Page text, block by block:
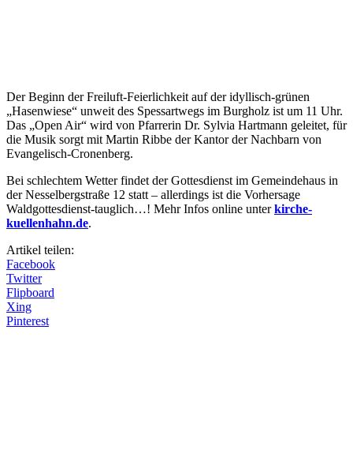
Der Beginn der Freiluft-Feierlichkeit auf der idyllisch-grünen
„Hasenwiese“ unweit des Spessartwegs im Burgholz ist um 11 Uhr.
Das „Open Air“ wird von Pfarrerin Dr. Sylvia Hartmann geleitet, für
die Musik sorgt mit Martin Ribbe der Kantor der Nachbarn von
Evangelisch-Cronenberg.
Bei schlechtem Wetter findet der Gottesdienst im Gemeindehaus in
der Nesselbergstraße 12 statt – allerdings ist die Vorhersage
Waldgottesdienst-tauglich…! Mehr Infos online unterkirche-
kuellenhahn.de.
Artikel teilen:
Facebook
Twitter
Flipboard
Xing
Pinterest